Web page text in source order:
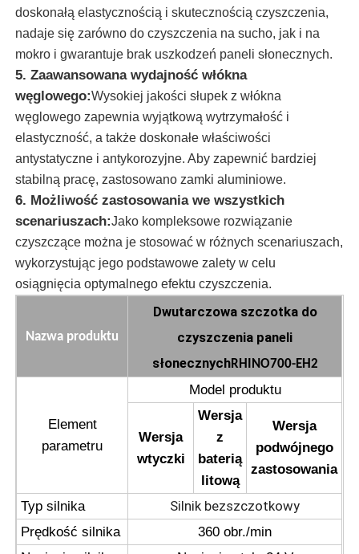
Szczotka na rolki z paneli słonecznych
Narzędzia do czyszczenia paneli słonecznych
Urządzenia do prania paneli słonecznych
Tyczka zasilana wodą
Maszyna odwrotnej osmozy
Robot do czyszczenia paneli słonecznych
Bariera Dźwiękowa Magazynowania Energii
doskonałą elastycznością i skutecznością czyszczenia,
nadaje się zarówno do czyszczenia na sucho, jak i na
mokro i gwarantuje brak uszkodzeń paneli słonecznych.
5. Zaawansowana wydajność włókna
węglowego:Wysokiej jakości słupek z włókna
węglowego zapewnia wyjątkową wytrzymałość i
elastyczność, a także doskonałe właściwości
antystatyczne i antykorozyjne. Aby zapewnić bardziej
stabilną pracę, zastosowano zamki aluminiowe.
6. Możliwość zastosowania we wszystkich
scenariuszach:Jako kompleksowe rozwiązanie
czyszczące można je stosować w różnych scenariuszach,
wykorzystując jego podstawowe zalety w celu
osiągnięcia optymalnego efektu czyszczenia.
Nazwa produktu
Dwutarczowa szczotka do
czyszczenia paneli
słonecznychRHINO700-EH2
Element
parametru
Model produktu
Wersja
wtyczki
Wersja
z
baterią
litową
Wersja
podwójnego
zastosowania
Typ silnika Silnik bezszczotkowy
Prędkość silnika
360 obr./min